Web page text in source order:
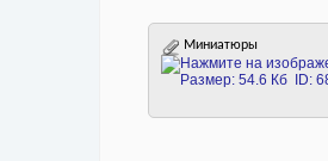
Миниатюры